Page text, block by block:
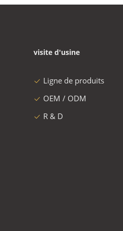
visite d'usine
Ligne de produits
OEM / ODM
R & D